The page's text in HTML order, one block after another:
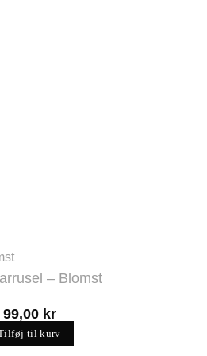
– Blomst
99,00 kr
til kurv